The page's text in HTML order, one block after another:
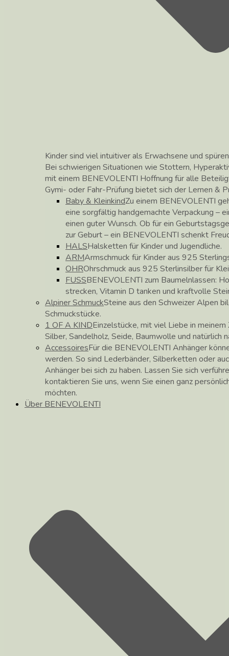
Kinder sind viel intuitiver als Erwachsene und
Bei schwierigen Situationen wie Stottern,
mit einem BENEVOLENTI Hoffnung für alle
Gymi- oder Fahr-Prüfung bietet sich der Lernen &
Baby & KleinkindZu einem BENEVOLENTI
eine sorgfältig handgemachte Verpackung –
einen guter Wunsch. Ob für ein
zur Geburt – ein BENEVOLENTI schenkt
HALSHalsketten für Kinder und Jugendliche.
ARMArmschmuck für Kinder aus 925
OHROhrschmuck aus 925 Sterlinsilber für
FUSSBENEVOLENTI zum Baumelnlassen:
strecken, Vitamin D tanken und kraftvolle
Alpiner SchmuckSteine aus den Schweizer Alpen
Schmuckstücke.
1 OF A KINDEinzelstücke, mit viel Liebe in
Silber, Sandelholz, Seide, Baumwolle und natürlich
AccessoiresFür die BENEVOLENTI Anhänger
werden. So sind Lederbänder, Silberketten oder
Anhänger bei sich zu haben. Lassen Sie sich
kontaktieren Sie uns, wenn Sie einen ganz
möchten.
Über BENEVOLENTI